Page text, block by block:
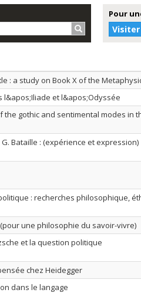
Rechercher…
Pour
Visiter
: a study on Book X of the
et l&apos;Odyssée
the gothic and sentimental modes in
Bataille : (expérience et expression)
: recherches philosophique,
une philosophie du savoir-vivre)
et la question politique
chez Heidegger
dans le langage